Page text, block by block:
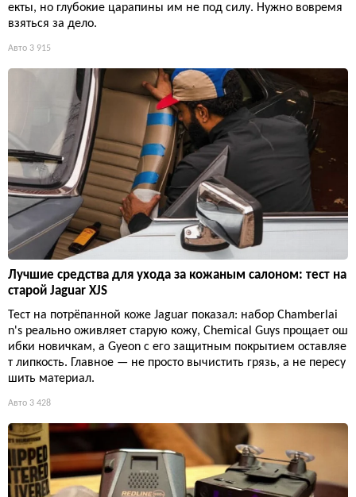
екты, но глубокие царапины им не под силу. Нужно вовремя
взяться за дело.
Авто 3 915
Лучшие средства для ухода за кожаным салоном: тест на
старой Jaguar XJS
Тест на потрёпанной коже Jaguar показал: набор Chamberlai
n's реально оживляет старую кожу, Chemical Guys прощает ош
ибки новичкам, а Gyeon с его защитным покрытием оставляе
т липкость. Главное — не просто вычистить грязь, а не пересу
шить материал.
Авто 3 428